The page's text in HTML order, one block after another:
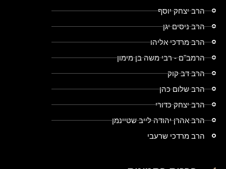
הרב יצחק יוסף
הרב ניסים יגן
הרב מרדכי אליהו
הרמב"ם - רבי משה בן מימון
הרב דב קוק
הרב שלום כהן
הרב יצחק כדורי
הרב אהרן יהודה לייב שטיינמן
הרב מרדכי שרעבי